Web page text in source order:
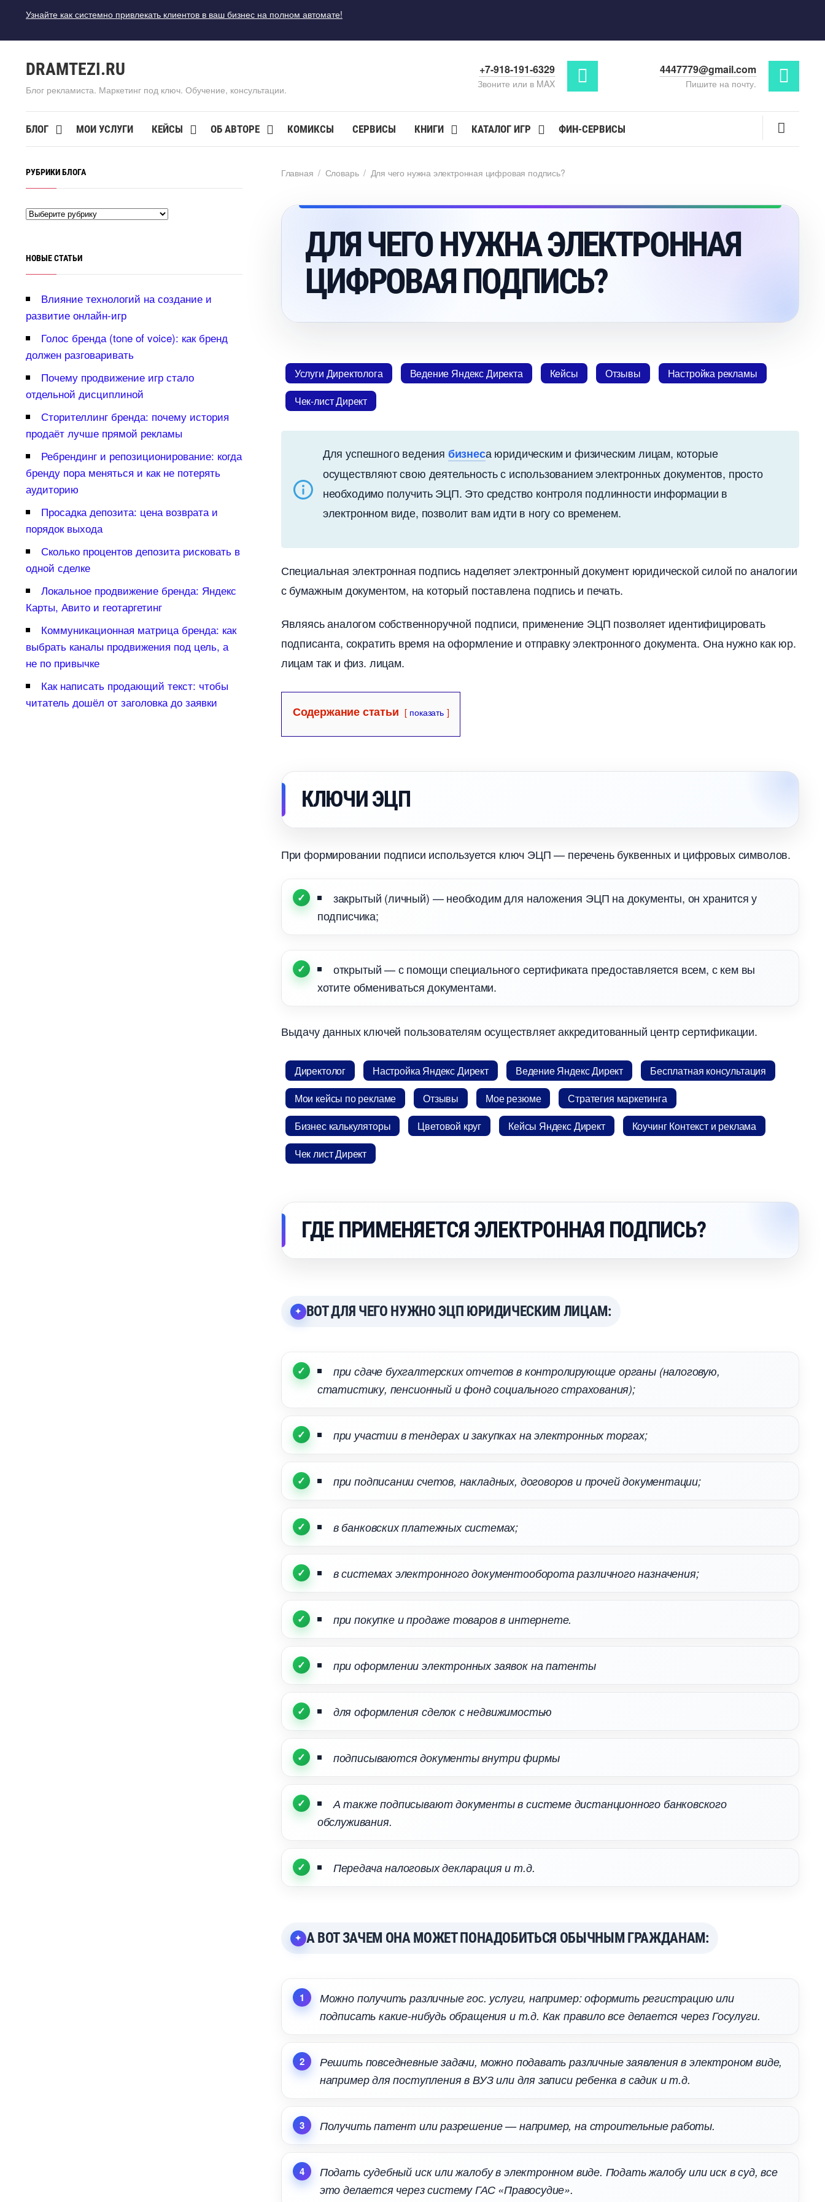
Узнайте как системно привлекать клиентов в ваш бизнес на полном автомате!
DRAMTEZI.RU
Блог рекламиста. Маркетинг под ключ. Обучение, консультации.
+7-918-191-6329
Звоните или в MAX
4447779@gmail.com
Пишите на почту.
БЛОГ МОИ УСЛУГИ КЕЙСЫ ОБ АВТОРЕ КОМИКСЫ СЕРВИСЫ КНИГИ КАТАЛОГ ИГР ФИН-СЕРВИСЫ
Главная / Словарь/ Для чего нужна электронная цифровая подпись?
ДЛЯ ЧЕГО НУЖНА ЭЛЕКТРОННАЯ
ЦИФРОВАЯ ПОДПИСЬ?
Услуги Директолога едение Яндекс Директа Кейсы Отзывы
Настройка рекламы
Чек-лист Директ
Для успешного ведения изнеса юридическим и физическим лицам, которые
осуществляют свою деятельность с использованием электронных документов, просто
необходимо получить ЭЦП. Это средство контроля подлинности информации
электронном виде, позволит вам идти в ногу со временем.
Специальная электронная подпись наделяет электронный документ юридической силой по аналогии
с бумажным документом, на который поставлена подпись и печать.
Являясь аналогом собственноручной подписи, применение ЭЦП позволяет идентифицировать
подписанта, сократить время на оформление и отправку электронного документа. Она нужно как юр.
лицам так и физ. лицам.
Содержание статьи показать
КЛЮЧИ ЭЦП
При формировании подписи используется ключ ЭЦП — перечень буквенных и цифровых символов.
закрытый (личный) — необходим для наложения ЭЦП на документы, он хранится у
подписчика;
открытый — с помощи специального сертификата предоставляется всем, с кем вы
хотите обмениваться документами.
ыдачу данных ключей пользователям осуществляет аккредитованный центр сертификации.
Директоло Настройка Яндекс Директ едение Яндекс Директ
Бесплатная консультация
Мои кейсы по рекламе
Отзывы Мое резюме
Стратегия маркетинга
Бизнес калькуляторы
Цветовой кру Кейсы Яндекс Директ
Коучинг Контекст и реклама
Чек лист Директ
ГДЕ ПРИМЕНЯЕТСЯ ЭЛЕКТРОННАЯ ПОДПИСЬ?
ОТ ДЛЯ ЧЕГО НУЖНО ЭЦП ЮРИДИЧЕСКИМ ЛИЦАМ:
при сдаче бухгалтерских отчетов в контролирующие органы (налоговую,
статистику, пенсионный и фонд социального страхования);
при участии в тендерах и закупках на электронных торгах;
при подписании счетов, накладных, договоров и прочей документации;
анковских платежных системах;
системах электронного документооборота различного назначения;
при покупке и продаже товаров в интернете.
при оформлении электронных заявок на патенты
для оформления сделок с недвижимостью
подписываются документы внутри фирмы
А также подписывают документы в системе дистанционного банковского
обслуживания.
Передача налоговых декларация и т.д.
А ВОТ ЗАЧЕМ ОНА МОЖЕТ ПОНАДОБИТЬСЯ ОБЫЧНЫМ ГРАЖДАНАМ:
Можно получить различные гос. услуги, например: оформить регистрацию или
подписать какие-нибудь обращения и т.д. Как правило все делается через Госулуги.
Решить повседневные задачи, можно подавать различные заявления в электроном виде,
например для поступления в ВУЗ или для записи ребенка в садик и т.д.
Получить патент или разрешение — например, на строительные работы.
Подать судебный иск или жалобу в электронном виде. Подать жалобу или иск в суд, все
это делается через систему ГАС «Правосудие».
РУБРИКИ БЛОГА
НОВЫЕ СТАТЬИ
лияние технологий на создание и
развитие онлайн-игр
Голос бренда (tone of voice): как бренд
должен разговаривать
Почему продвижение игр стало
отдельной дисциплиной
Сторителлинг бренда: почему история
продаёт лучше прямой рекламы
Ребрендинг и репозиционирование: когда
ренду пора меняться и как не потерять
аудиторию
Просадка депозита: цена возврата и
порядок выхода
Сколько процентов депозита рисковать
одной сделке
Локальное продвижение бренда: Яндекс
Карты, Авито и геотаргетин
Коммуникационная матрица бренда: как
ыбрать каналы продвижения под цель, а
не по привычке
Как написать продающий текст: чтобы
читатель дошёл от заголовка до заявки